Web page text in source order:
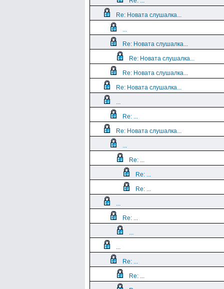
Re: Новата слушалка...
...
Re: Новата слушалка...
Re: Новата слушалка...
Re: Новата слушалка...
Re: Новата слушалка...
...
Re: ...
Re: Новата слушалка...
...
Re: ...
Re: ...
Re: ...
...
Re: ...
...
...
Re: ...
Re: ...